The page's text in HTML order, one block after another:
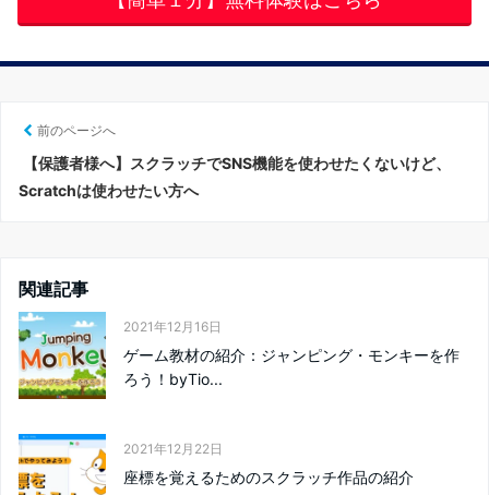
前のページへ
【保護者様へ】スクラッチでSNS機能を使わせたくないけど、
Scratchは使わせたい方へ
関連記事
2021年12月16日
ゲーム教材の紹介：ジャンピング・モンキーを作
ろう！byTio...
2021年12月22日
座標を覚えるためのスクラッチ作品の紹介